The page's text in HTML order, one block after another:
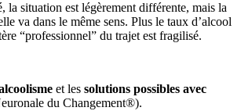
la situation est légèrement différente, mais la
va dans le même sens. Plus le taux d’alcool
“professionnel” du trajet est fragilisé.
et lessolutions possibles avec
du Changement®).